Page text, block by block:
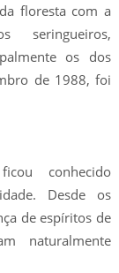
floresta com a
seringueiros,
os dos
de 1988, foi
conhecido
Desde os
de espíritos de
naturalmente